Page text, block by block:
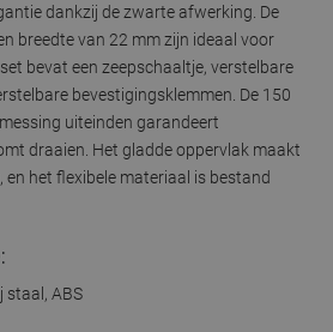
dankzij de zwarte afwerking. De
breedte van 22 mm zijn ideaal voor
bevat een zeepschaaltje, verstelbare
bevestigingsklemmen. De 150
uiteinden garandeert
draaien. Het gladde oppervlak maakt
het flexibele materiaal is bestand
staal, ABS